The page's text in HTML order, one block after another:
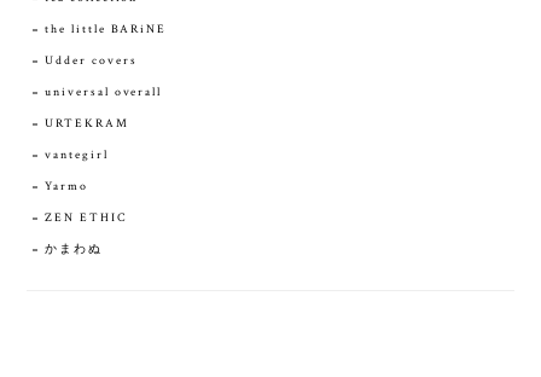
the little BARiNE
Udder covers
universal overall
URTEKRAM
vantegirl
Yarmo
ZEN ETHIC
かまわぬ